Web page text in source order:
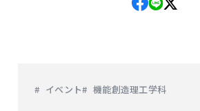
イベント 機能創造理工学科